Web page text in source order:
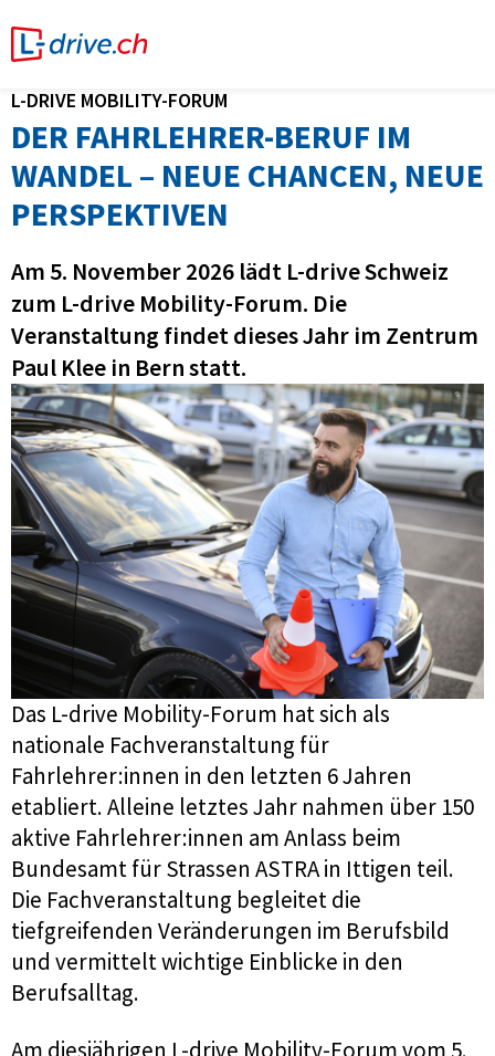
L-DRIVE MOBILITY-FORUM
DER FAHRLEHRER-BERUF IM
WANDEL – NEUE CHANCEN, NEUE
PERSPEKTIVEN
Am 5. November 2026 lädt L-drive Schweiz
zum L-drive Mobility-Forum. Die
Veranstaltung findet dieses Jahr im Zentrum
Paul Klee in Bern statt.
Das L-drive Mobility-Forum hat sich als
nationale Fachveranstaltung für
Fahrlehrer:innen in den letzten 6 Jahren
etabliert. Alleine letztes Jahr nahmen über 150
aktive Fahrlehrer:innen am Anlass beim
Bundesamt für Strassen ASTRA in Ittigen teil.
Die Fachveranstaltung begleitet die
tiefgreifenden Veränderungen im Berufsbild
und vermittelt wichtige Einblicke in den
Berufsalltag.